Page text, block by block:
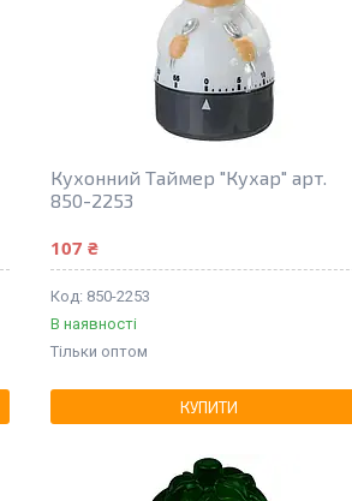
Кухонний Таймер "Кухар" арт.
850-2253
107 ₴
850-2253
В наявності
Тільки оптом
КУПИТИ